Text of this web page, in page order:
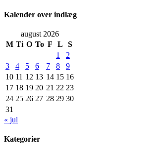
Kalender over indlæg
august 2026
M Ti O To F L
S
1
2
3
4 5 6 7 8
9
10 11 12 13 14 15 16
17 18 19 20 21 22 23
24 25 26 27 28 29 30
31
« jul
Kategorier